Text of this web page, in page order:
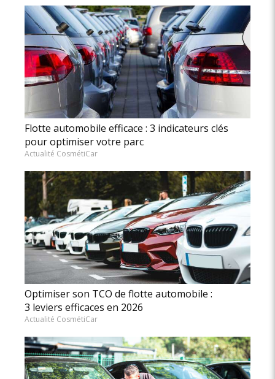
Flotte automobile efficace : 3 indicateurs clés
pour optimiser votre parc
Actualité CosmétiCar
Optimiser son TCO de flotte automobile :
3 leviers efficaces en 2026
Actualité CosmétiCar